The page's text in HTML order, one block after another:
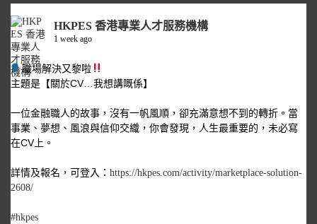
HKPES 香港專業人才服務機構
1 week ago
職場解決又黎啦
主題是【關於CV…我想講嘅係】
一位金融職人的故事，沒有一帆風順，卻充滿意想不到的轉折。當
事業、夢想、風浪與信仰交織，你會發現，人生最重要的，未必寫
在CV上。
詳情及報名，可登入： https://hkpes.com/activity/marketplace-solution-
2608/
#hkpes